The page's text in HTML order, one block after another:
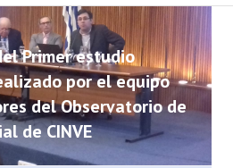
Primer estudio
por el equipo
del Observatorio de
de CINVE